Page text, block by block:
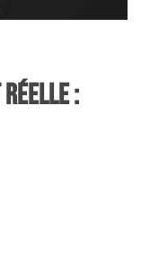
réelle :